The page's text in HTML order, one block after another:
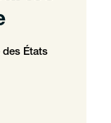
des États